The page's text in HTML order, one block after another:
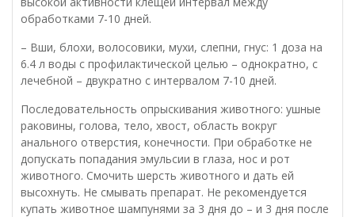
обработками 7-10 дней.
– Вши, блохи, волосовики, мухи, слепни, гнус: 1 доза на
6.4 л воды с профилактической целью – однократно, с
лечебной – двукратно с интервалом 7-10 дней.
Последовательность опрыскивания животного: ушные
раковины, голова, тело, хвост, область вокруг
анального отверстия, конечности. При обработке не
допускать попадания эмульсии в глаза, нос и рот
животного. Смочить шерсть животного и дать ей
высохнуть. Не смывать препарат. Не рекомендуется
купать животное шампунями за 3 дня до – и 3 дня после